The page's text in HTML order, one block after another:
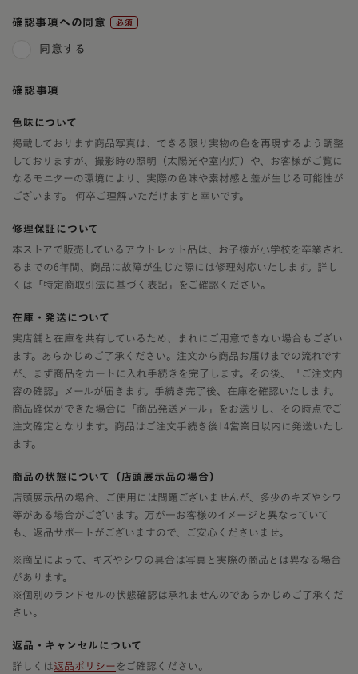
確認事項への同意
同意する
確認事項
色味について
掲載しております商品写真は、できる限り実物の色を再現するよう調整
しておりますが、撮影時の照明（太陽光や室内灯）や、お客様がご覧に
なるモニターの環境により、実際の色味や素材感と差が生じる可能性が
ございます。 何卒ご理解いただけますと幸いです。
修理保証について
本ストアで販売しているアウトレット品は、お子様が小学校を卒業され
るまでの6年間、商品に故障が生じた際には修理対応いたします。詳し
くは「特定商取引法に基づく表記」をご確認ください。
在庫・発送について
実店舗と在庫を共有しているため、まれにご用意できない場合もござい
ます。あらかじめご了承ください。注文から商品お届けまでの流れです
が、まず商品をカートに入れ手続きを完了します。その後、「ご注文内
容の確認」メールが届きます。手続き完了後、在庫を確認いたします。
商品確保ができた場合に「商品発送メール」をお送りし、その時点でご
注文確定となります。商品はご注文手続き後14営業日以内に発送いたし
ます。
商品の状態について（店頭展示品の場合）
店頭展示品の場合、ご使用には問題ございませんが、多少のキズやシワ
等がある場合がございます。万が一お客様のイメージと異なっていて
も、返品サポートがございますので、ご安心くださいませ。
※商品によって、キズやシワの具合は写真と実際の商品とは異なる場合
があります。
※個別のランドセルの状態確認は承れませんのであらかじめご了承くだ
さい。
返品・キャンセルについて
詳しくは返品ポリシー をご確認ください。